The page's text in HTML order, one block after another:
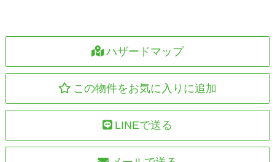
ハザードマップ
この物件をお気に入りに追加
LINEで送る